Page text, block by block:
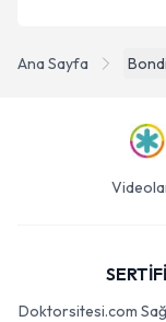
Ana Sayfa
Doktorsitesi.com